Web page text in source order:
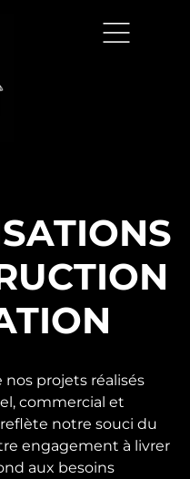
projets réalisés
commercial et
notre souci du
engagement à livrer
aux besoins